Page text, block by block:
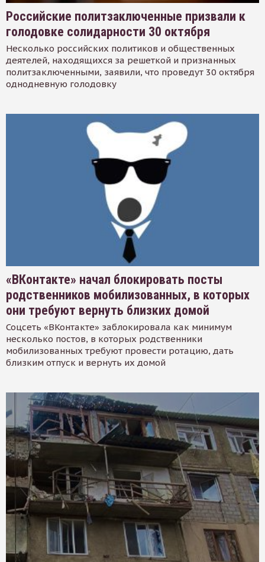
Российские политзаключенные призвали к
голодовке солидарности 30 октября
Несколько российских политиков и общественных
деятелей, находящихся за решеткой и признанных
политзаключенными, заявили, что проведут 30 октября
однодневную голодовку
«ВКонтакте» начал блокировать посты
родственников мобилизованных, в которых
они требуют вернуть близких домой
Соцсеть «ВКонтакте» заблокировала как минимум
несколько постов, в которых родственники
мобилизованных требуют провести ротацию, дать
близким отпуск и вернуть их домой